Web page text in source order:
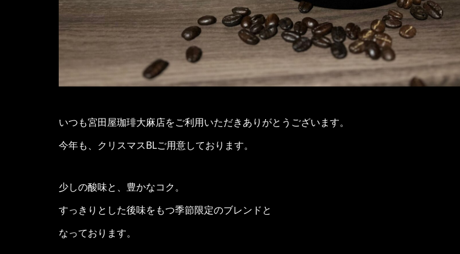
いつも宮田屋珈琲大麻店をご利用いただきありがとうございます。
今年も、クリスマスBLご用意しております。
少しの酸味と、豊かなコク。
すっきりとした後味をもつ季節限定のブレンドと
なっております。